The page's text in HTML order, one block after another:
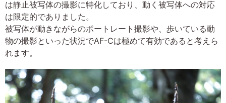
は静止被写体の撮影に特化しており、動く被写体への対応
は限定的でありました。
被写体が動きながらのポートレート撮影や、歩いている動
物の撮影といった状況でAF-Cは極めて有効であると考えら
れます。